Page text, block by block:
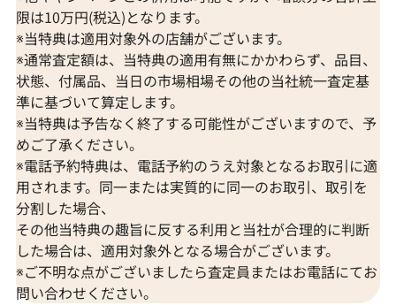
限は10万円(税込)となります。
※当特典は適用対象外の店舗がございます。
※通常査定額は、当特典の適用有無にかかわらず、品目、
状態、付属品、当日の市場相場その他の当社統一査定基
準に基づいて算定します。
※当特典は予告なく終了する可能性がございますので、予
めご了承ください。
※電話予約特典は、電話予約のうえ対象となるお取引に適
用されます。同一または実質的に同一のお取引、取引を
分割した場合、
その他当特典の趣旨に反する利用と当社が合理的に判断
した場合は、適用対象外となる場合がございます。
※ご不明な点がございましたら査定員またはお電話にてお
問い合わせください。